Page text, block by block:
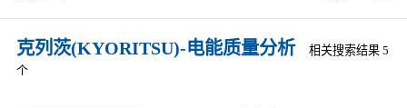
克列茨(KYORITSU)-电能质量分析
相关搜索结果 5
个